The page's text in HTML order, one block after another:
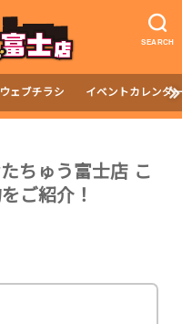
SEARCH
ウェブチラシ イベントカレンダ
ちゅう富士店 こ
ご紹介！